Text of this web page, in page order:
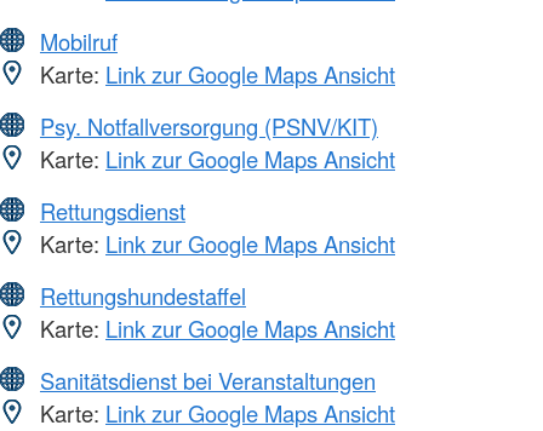
Mobilruf
Karte: Link zur Google Maps Ansicht
Psy. Notfallversorgung (PSNV/KIT)
Karte: Link zur Google Maps Ansicht
Rettungsdienst
Karte: Link zur Google Maps Ansicht
Rettungshundestaffel
Karte: Link zur Google Maps Ansicht
Sanitätsdienst bei Veranstaltungen
Karte: Link zur Google Maps Ansicht